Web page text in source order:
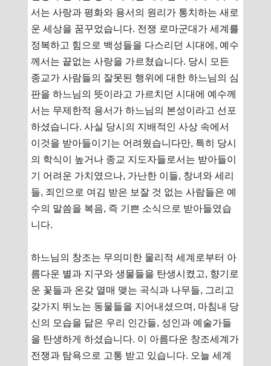
서는 사랑과 평화와 용서의 원리가 통치하는 새로
운 세상을 꿈꾸었습니다. 전쟁 로마군대가 세계를
정복하고 힘으로 백성들을 다스리던 시대에, 예수
께서는 끝없는 사랑을 가르쳤습니다. 당시 모든
종교가 사람들의 잘못된 행위에 대한 하느님의 심
판을 하느님의 뜻이라고 가르치던 시대에 예수께
서는 무제한적 용서가 하느님의 본성이라고 선포
하셨습니다. 사실 당시의 지배적인 사상 속에서
이것을 받아들이기는 어려웠습니다만, 특히 당시
의 학식이 높거나 종교 지도자들로서는 받아들이
기 어려운 가치였으나, 가난한 이들, 창녀와 세리
들, 죄인으로 여김 받은 보잘 것 없는 사람들은 예
수의 말씀을 복음, 즉 기쁜 소식으로 받아들였습
니다.
하느님의 창조는 무의미한 물리적 세계로부터 아
름다운 별과 지구와 생물들을 탄생시켰고, 향기로
운 꽃들과 온갖 열매 맺는 곡식과 나무들, 그리고
갖가지 뛰노는 동물들을 지어내셨으며, 마침내 당
신의 모습을 닮은 우리 인간들, 성인과 예술가들
을 탄생하게 하셨습니다. 이 아름다운 창조세계가
전쟁과 탐욕으로 고통 받고 있습니다. 오늘 세계